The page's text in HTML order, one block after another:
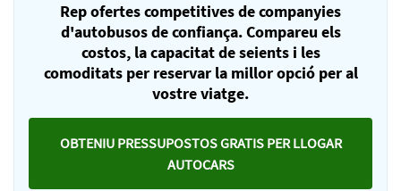
Rep ofertes competitives de companyies
d'autobusos de confiança. Compareu els
costos, la capacitat de seients i les
comoditats per reservar la millor opció per al
vostre viatge.
OBTENIU PRESSUPOSTOS GRATIS PER LLOGAR
AUTOCARS